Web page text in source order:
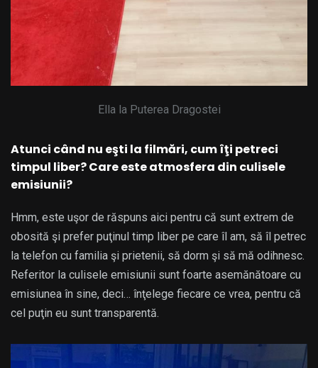
Ella la Puterea Dragostei
Atunci când nu eşti la filmări, cum îţi petreci
timpul liber? Care este atmosfera din culisele
emisiunii?
Hmm, este uşor de răspuns aici pentru că sunt extrem de
obosită şi prefer puţinul timp liber pe care îl am, să îl petrec
la telefon cu familia şi prietenii, să dorm şi să mă odihnesc.
Referitor la culisele emisiunii sunt foarte asemănătoare cu
emisiunea în sine, deci… înţelege fiecare ce vrea, pentru că
cel puţin eu sunt transparentă.